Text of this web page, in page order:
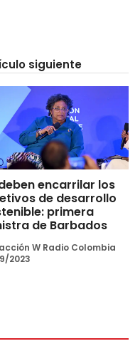
siguiente
encarrilar los
de desarrollo
primera
de Barbados
W Radio Colombia
2023